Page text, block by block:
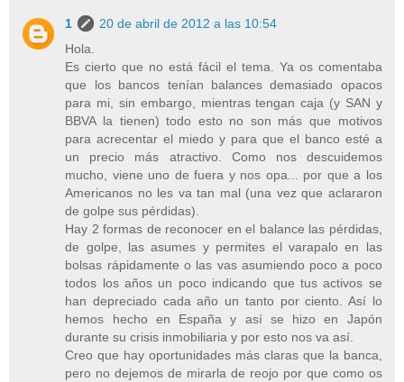
1
20 de abril de 2012 a las 10:54
Hola.
Es cierto que no está fácil el tema. Ya os comentaba
que los bancos tenían balances demasiado opacos
para mi, sin embargo, mientras tengan caja (y SAN y
BBVA la tienen) todo esto no son más que motivos
para acrecentar el miedo y para que el banco esté a
un precio más atractivo. Como nos descuidemos
mucho, viene uno de fuera y nos opa... por que a los
Americanos no les va tan mal (una vez que aclararon
de golpe sus pérdidas).
Hay 2 formas de reconocer en el balance las pérdidas,
de golpe, las asumes y permites el varapalo en las
bolsas rápidamente o las vas asumiendo poco a poco
todos los años un poco indicando que tus activos se
han depreciado cada año un tanto por ciento. Así lo
hemos hecho en España y así se hizo en Japón
durante su crisis inmobiliaria y por esto nos va así.
Creo que hay oportunidades más claras que la banca,
pero no dejemos de mirarla de reojo por que como os